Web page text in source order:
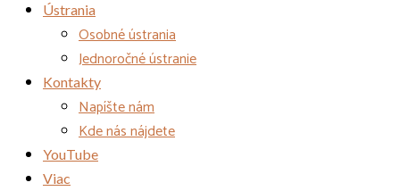
Ústrania
Osobné ústrania
Jednoročné ústranie
Kontakty
Napíšte nám
Kde nás nájdete
YouTube
Viac